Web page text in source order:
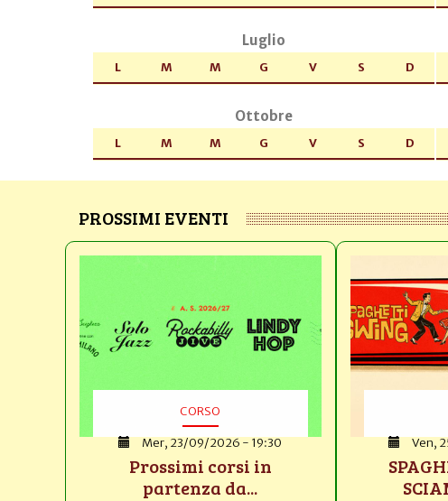
Luglio
L M M G V S D
Ottobre
L M M G V S D
PROSSIMI EVENTI
CORSO
Mer, 23/09/2026 - 19:30
Prossimi corsi in
partenza da...
Ven,